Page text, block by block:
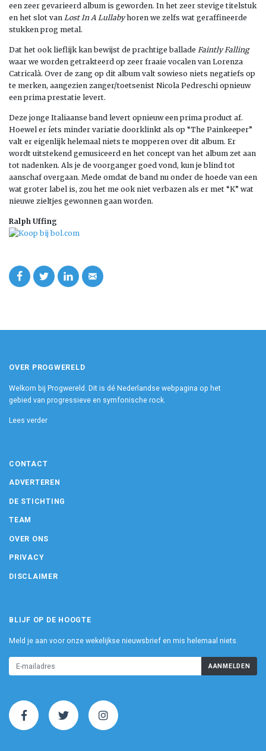
een zeer gevarieerd album is geworden. In het zeer stevige titelstuk
en het slot van Lost In A Lullabyhoren we zelfs wat geraffineerde
stukken prog metal.
Dat het ook lieflijk kan bewijst de prachtige ballade Faintly Falling
waar we worden getrakteerd op zeer fraaie vocalen van Lorenza
Catricalà. Over de zang op dit album valt sowieso niets negatiefs op
te merken, aangezien zanger/toetsenist Nicola Pedreschi opnieuw
een prima prestatie levert.
Deze jonge Italiaanse band levert opnieuw een prima product af.
Hoewel er íets minder variatie doorklinkt als op “The Painkeeper”
valt er eigenlijk helemaal niets te mopperen over dit album. Er
wordt uitstekend gemusiceerd en het concept van het album zet aan
tot nadenken. Als je de voorganger goed vond, kun je blind tot
aanschaf overgaan. Mede omdat de band nu onder de hoede van een
wat groter label is, zou het me ook niet verbazen als er met “K” wat
nieuwe zieltjes gewonnen gaan worden.
Ralph Uffing
OVER PROGWERELD
Welkom bij Progwereld. Dit is dé Nederlandse webpagina op het
gebied van progressieve en symfonische rock.
Lees verder
CONTACT
ADVERTEREN
DE STICHTING
TEAM
OVER ONS
PRIVACY
DISCLAIMER
BLIJF OP DE HOOGTE
Meld je aan voor onze wekelijkse nieuwsbrief en mis helemaal niets.
AANMELDEN